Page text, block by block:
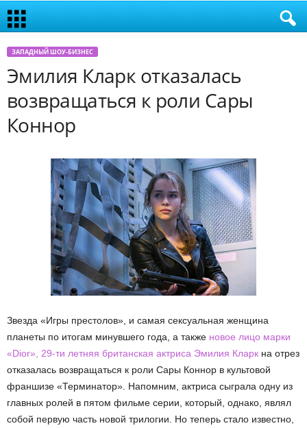
ЗАПАДНЫЙ ШОУ-БИЗНЕС
Эмилия Кларк отказалась
возвращаться к роли Сары
Коннор
Звезда «Игры престолов», и самая сексуальная женщина
планеты по итогам минувшего года, а также новое лицо марки
«Dior», 29-ти летняя британская актриса Эмилия Кларк на отрез
отказалась возвращаться к роли Сары Коннор в культовой
франшизе «Терминатор». Напомним, актриса сыграла одну из
главных ролей в пятом фильме серии, который, однако, являл
собой первую часть новой трилогии. Но теперь стало известно,